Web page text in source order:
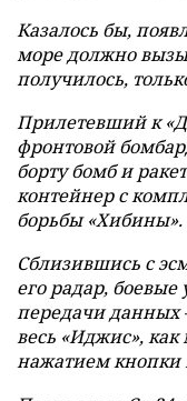
Казалось бы,
море должно
получилось,
Прилетевший к
фронтовой
борту бомб и
контейнер с
борьбы «Хибины».
Сблизившись с
его радар,
передачи данных
весь «Иджис»,
нажатием кнопки